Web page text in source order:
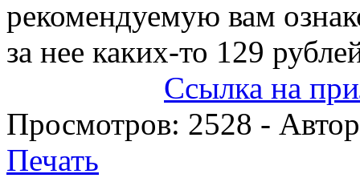
рекомендуемую вам
за нее каких-то 129
Ссылка на
Просмотров: 2528 -
Печать